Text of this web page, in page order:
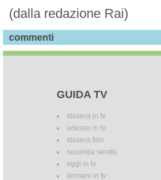
(dalla redazione Rai)
commenti
GUIDA TV
stasera in tv
adesso in tv
stasera film
seconda serata
oggi in tv
domani in tv